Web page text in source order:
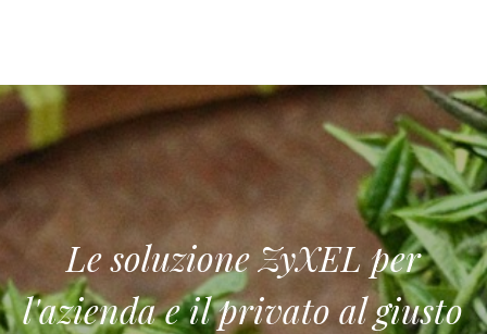
Le soluzione ZyXEL per
l'azienda e il privato al giusto